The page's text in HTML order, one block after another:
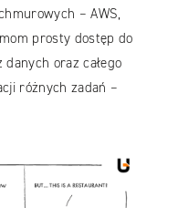
– AWS,
prosty dostęp do
oraz całego
różnych zadań –